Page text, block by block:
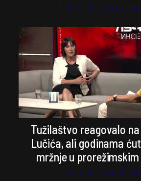
Stefan
Tužilaštvo reagovalo
Lučića, ali godinama
mržnje u
Stefan